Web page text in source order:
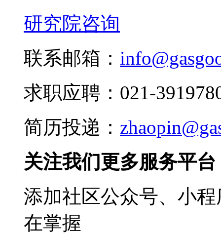
研究院咨询
联系邮箱：
求职应聘：021-
简历投递：
关注我们更多服务平台
添加社区公众号、小
在掌握